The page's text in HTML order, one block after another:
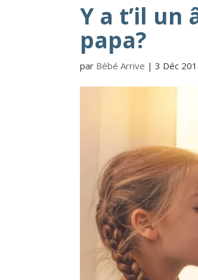
Y a t’il
papa?
par Bébé Arrive |3 Déc